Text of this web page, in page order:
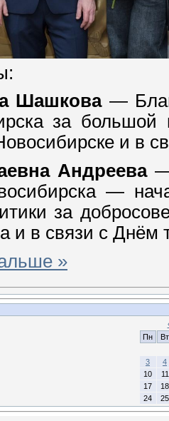
Шашкова—
за
и в
Андреева—
—
за
и в связи с Днём
»
Пн
Вт
3
4
10
11
17
18
24
25